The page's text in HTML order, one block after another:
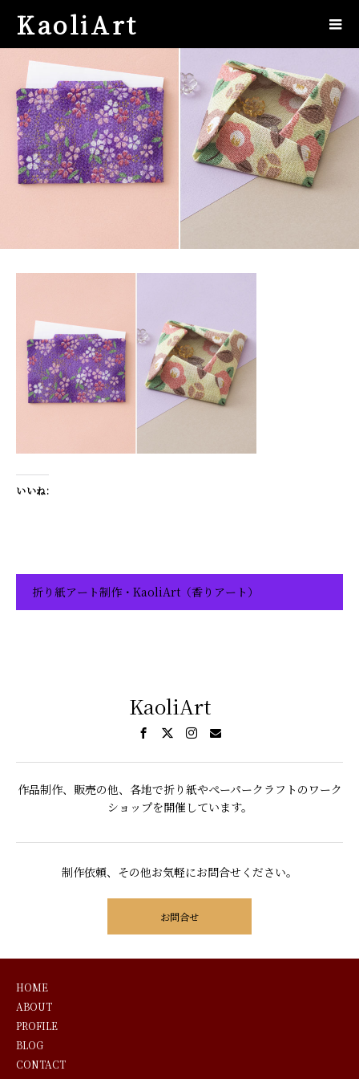
KaoliArt
いいね:
折り紙アート制作・KaoliArt（香りアート）
KaoliArt
作品制作、販売の他、各地で折り紙やペーパークラフトのワーク
ショップを開催しています。
制作依頼、その他お気軽にお問合せください。
お問合せ
HOME
ABOUT
PROFILE
BLOG
CONTACT